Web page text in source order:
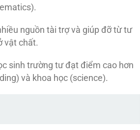
nguồn tài trợ và giúp đỡ từ tư
vật chất.
sinh trường tư đạt điểm cao hơn
và khoa học (science).